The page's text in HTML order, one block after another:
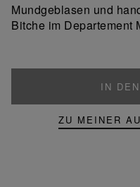
Produkt
Mundgeblasen und
Bitche im Departement
IN
ZU MEINER